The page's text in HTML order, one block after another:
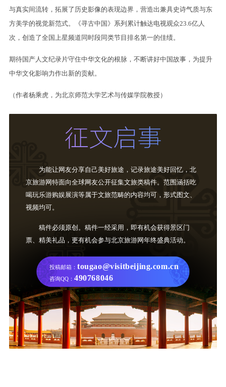
与真实间流转，拓展了历史影像的表现边界，营造出兼具史诗气质与东
方美学的视觉新范式。《寻古中国》系列累计触达电视观众23.6亿人
次，创造了全国上星频道同时段同类节目排名第一的佳绩。
期待国产人文纪录片守住中华文化的根脉，不断讲好中国故事，为提升
中华文化影响力作出新的贡献。
（作者杨乘虎，为北京师范大学艺术与传媒学院教授）
为能让网友分享自己美好旅途，记录旅途美好回忆，北
京旅游网特面向全球网友公开征集文旅类稿件。范围涵括吃
喝玩乐游购娱展演等属于文旅范畴的内容均可，形式图文、
视频均可。
稿件必须原创。稿件一经采用，即有机会获得景区门
票、精美礼品，更有机会参与北京旅游网年终盛典活动。
投稿邮箱： tougao@visitbeijing.com.cn
咨询QQ： 490768046